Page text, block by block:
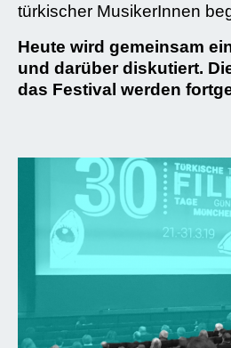
türkischer MusikerInnen
Heute wird gemeinsam
und darüber diskutiert.
das Festival werden